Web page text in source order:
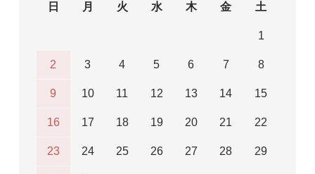
日
月 火 水 木 金 土
1
2 3 4 5 6 7 8
9 10 11 12 13 14 15
16 17 18 19 20 21 22
23 24 25 26 27 28 29